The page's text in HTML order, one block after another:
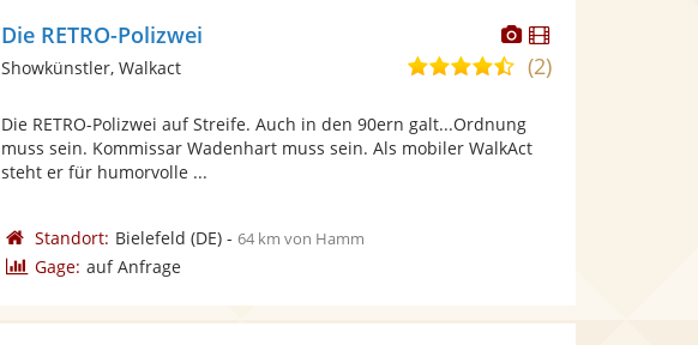
Dieser
Künstler
stellt
bereit.
Dieser
Künstler
Die RETRO-Polizwei
4,6
5
Sternen
(2)
Showkünstler, Walkact
Die RETRO-Polizwei auf Streife. Auch in den 90ern galt...Ordnung
muss sein. Kommissar Wadenhart muss sein. Als mobiler WalkAct
steht er für humorvolle ...
Standort: Bielefeld (DE)- 64 km von Hamm
Gage: auf Anfrage